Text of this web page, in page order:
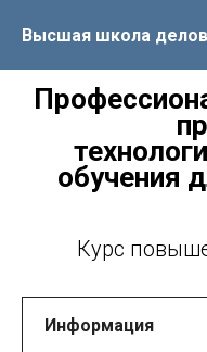
Высшая школа
обучения
Курс